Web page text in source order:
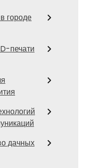
городе
печати
дачных